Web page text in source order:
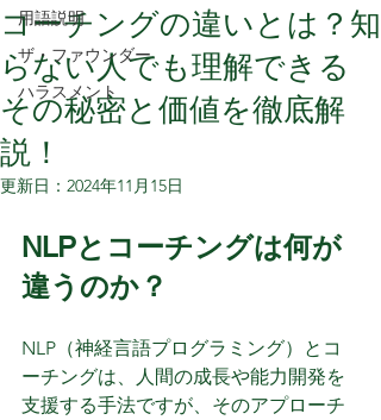
用語説明
ザ・ファウンダー
ハラスメント
コーチングの違いとは？知
らない人でも理解できる
その秘密と価値を徹底解
説！
更新日： 2024年11月15日
NLPとコーチングは何が
違うのか？
NLP（神経言語プログラミング）とコ
ーチングは、人間の成長や能力開発を
支援する手法ですが、そのアプローチ